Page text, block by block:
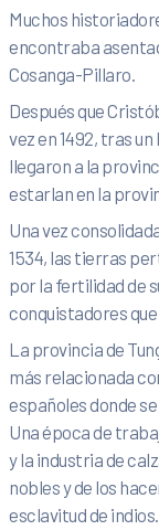
Muchos
encontraba
Cosanga-Pillaro.
Después que
vez en 1492, tras
llegaron a la
estarlan en la
Una vez
1534, las tierras
por la fertilidad de
conquistadores
La provincia de
más relacionada
españoles donde
Una época de
y la industria de
nobles y de los
esclavitud de indios.